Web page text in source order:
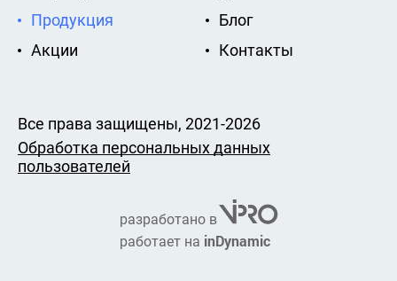
Продукция
Акции
Блог
Контакты
Все права защищены, 2021-2026
Обработка персональных данных
пользователей
разработано в
работает на inDynamic